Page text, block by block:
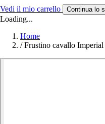
Vedi il mio carrello Continua lo
Loading...
Home
/ Frustino cavallo